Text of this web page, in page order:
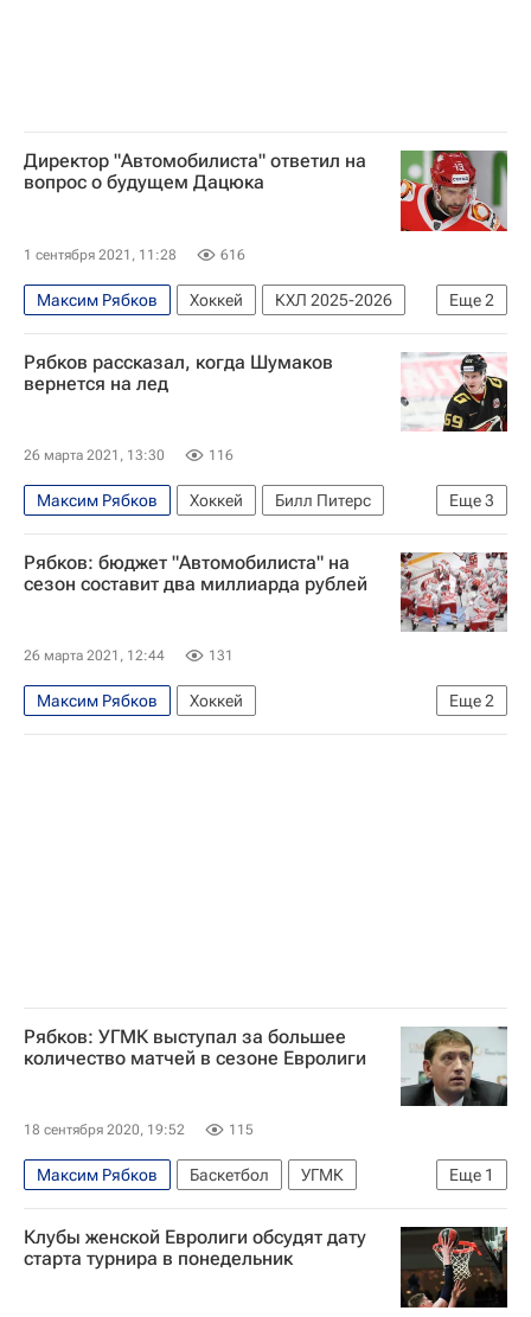
Директор "Автомобилиста" ответил на
вопрос о будущем Дацюка
1 сентября 2021, 11:28 616
Еще2
Максим Рябков Хоккей
КХЛ 2025-2026
Автомобилист
Павел Дацюк
Рябков рассказал, когда Шумаков
вернется на лед
26 марта 2021, 13:30 116
Еще3
Максим Рябков Хоккей
Билл Питерс
КХЛ 2025-2026
Автомобилист
Сергей Шумаков
Рябков: бюджет "Автомобилиста" на
сезон составит два миллиарда рублей
26 марта 2021, 12:44 131
Еще2
Максим Рябков
Хоккей
Регулярный чемпионат КХЛ
Автомобилист
Рябков: УГМК выступал за большее
количество матчей в сезоне Евролиги
18 сентября 2020, 19:52 115
Еще 1
Максим Рябков Баскетбол
УГМК
Евролига
Клубы женской Евролиги обсудят дату
старта турнира в понедельник